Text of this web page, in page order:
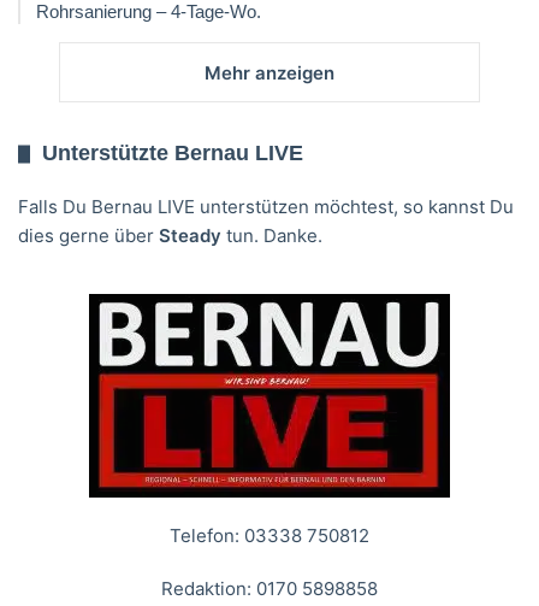
Rohrsanierung – 4-Tage-Wo.
Mehr anzeigen
Unterstützte Bernau LIVE
Falls Du Bernau LIVE unterstützen möchtest, so kannst Du
dies gerne über Steady tun. Danke.
Telefon: 03338 750812
Redaktion: 0170 5898858